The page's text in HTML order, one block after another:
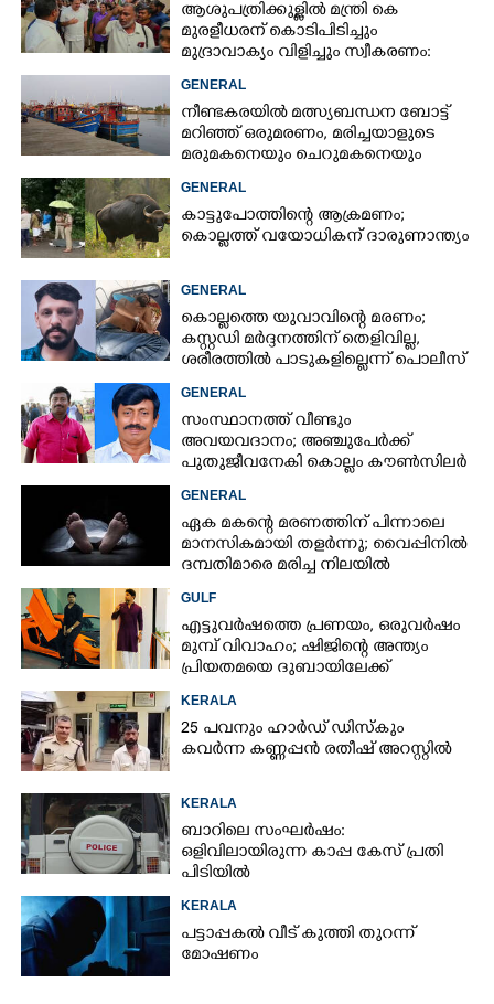
ആശുപത്രിക്കുള്ളിൽ മന്ത്രി കെ
മുരളീധരന് കൊടിപിടിച്ചും
മുദ്രാവാക്യം വിളിച്ചും സ്വീകരണം:
പിന്നാലെ വ്യാപകവിമർശനം
GENERAL
നീണ്ടകരയിൽ മത്സ്യബന്ധന ബോട്ട്
മറിഞ്ഞ്​ ഒരുമരണം,​ മരിച്ചയാളുടെ
മരുമകനെയും ചെറുമകനെയും
കാണാനില്ല
GENERAL
കാട്ടുപോത്തിന്റെ ആക്രമണം;
കൊല്ലത്ത് വയോധികന് ദാരുണാന്ത്യം
GENERAL
കൊല്ലത്തെ യുവാവിന്റെ മരണം;
കസ്റ്റഡി മർദ്ദനത്തിന് തെളിവില്ല,
ശരീരത്തിൽ പാടുകളില്ലെന്ന് പൊലീസ്
GENERAL
സംസ്ഥാനത്ത് വീണ്ടും
അവയവദാനം; അഞ്ചുപേർക്ക്
പുതുജീവനേകി കൊല്ലം കൗൺസിലർ
ബി അജിത് കുമാർ
GENERAL
ഏക മകന്റെ മരണത്തിന് പിന്നാലെ
മാനസികമായി തളർന്നു; വൈപ്പിനിൽ
ദമ്പതിമാരെ മരിച്ച നിലയിൽ
കണ്ടെത്തി
GULF
എട്ടുവർഷത്തെ പ്രണയം,​ ഒരുവർഷം
മുമ്പ് വിവാഹം; ഷിജിന്റെ അന്ത്യം
പ്രിയതമയെ ദുബായിലേക്ക്
കൊണ്ടുവരാനുള്ള ഒരുക്കത്തിനിടെ
KERALA
25 പവനും ഹാർഡ് ഡിസ്കും
കവർന്ന കണ്ണപ്പൻ രതീഷ് അറസ്റ്റിൽ
KERALA
ബാറിലെ സംഘർഷം:
ഒളിവിലായിരുന്ന കാപ്പ കേസ് പ്രതി
പിടിയിൽ
KERALA
പട്ടാപ്പകൽ വീട് കുത്തി തുറന്ന്
മോഷണം